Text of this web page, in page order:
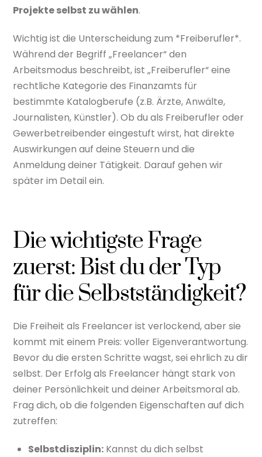
Projekte selbst zu wählen.
Wichtig ist die Unterscheidung zum *Freiberufler*.
Während der Begriff „Freelancer“ den
Arbeitsmodus beschreibt, ist „Freiberufler“ eine
rechtliche Kategorie des Finanzamts für
bestimmte Katalogberufe (z.B. Ärzte, Anwälte,
Journalisten, Künstler). Ob du als Freiberufler oder
Gewerbetreibender eingestuft wirst, hat direkte
Auswirkungen auf deine Steuern und die
Anmeldung deiner Tätigkeit. Darauf gehen wir
später im Detail ein.
Die wichtigste Frage
zuerst: Bist du der Typ
für die Selbstständigkeit?
Die Freiheit als Freelancer ist verlockend, aber sie
kommt mit einem Preis: voller Eigenverantwortung.
Bevor du die ersten Schritte wagst, sei ehrlich zu dir
selbst. Der Erfolg als Freelancer hängt stark von
deiner Persönlichkeit und deiner Arbeitsmoral ab.
Frag dich, ob die folgenden Eigenschaften auf dich
zutreffen:
Selbstdisziplin: Kannst du dich selbst